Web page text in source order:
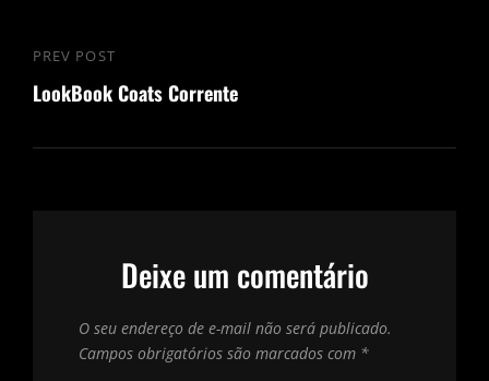
Navegação
de
Previous
Post
PREV POST
LookBook Coats Corrente
Deixe um comentário
O seu endereço de e-mail não será publicado.
Campos obrigatórios são marcados com *